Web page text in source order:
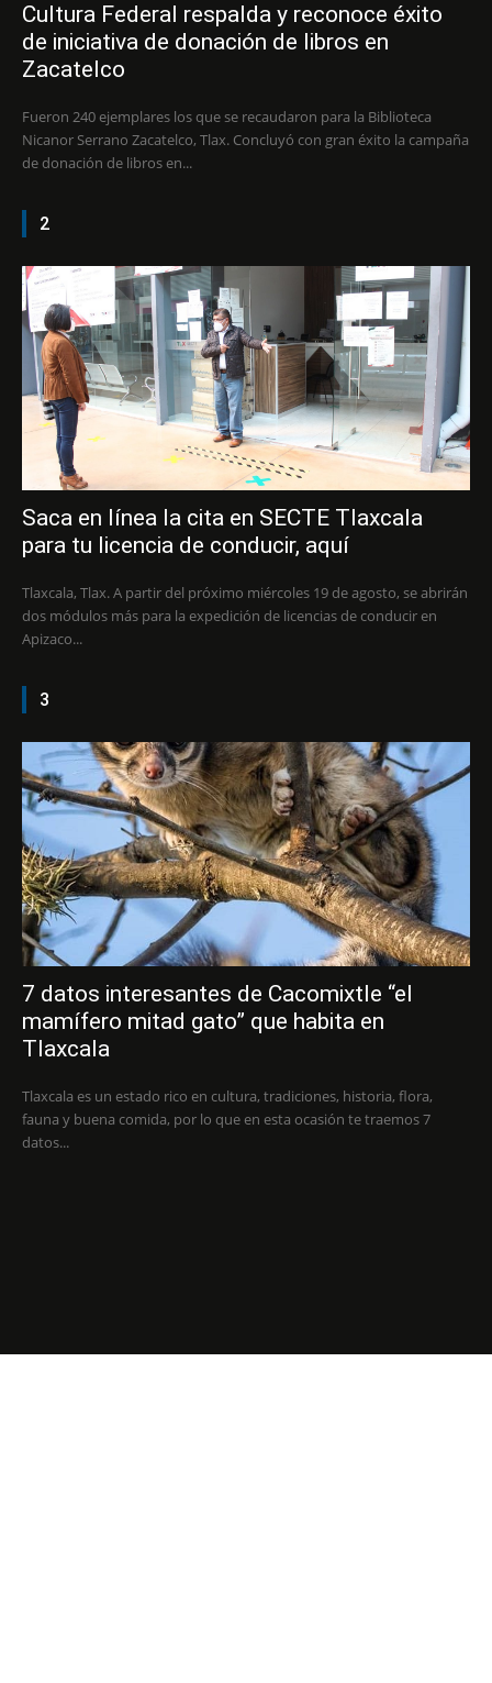
Cultura Federal respalda y reconoce éxito
de iniciativa de donación de libros en
Zacatelco
Fueron 240 ejemplares los que se recaudaron para la Biblioteca
Nicanor Serrano Zacatelco, Tlax. Concluyó con gran éxito la campaña
de donación de libros en...
2
Saca en línea la cita en SECTE Tlaxcala
para tu licencia de conducir, aquí
Tlaxcala, Tlax. A partir del próximo miércoles 19 de agosto, se abrirán
dos módulos más para la expedición de licencias de conducir en
Apizaco...
3
7 datos interesantes de Cacomixtle “el
mamífero mitad gato” que habita en
Tlaxcala
Tlaxcala es un estado rico en cultura, tradiciones, historia, flora,
fauna y buena comida, por lo que en esta ocasión te traemos 7
datos...